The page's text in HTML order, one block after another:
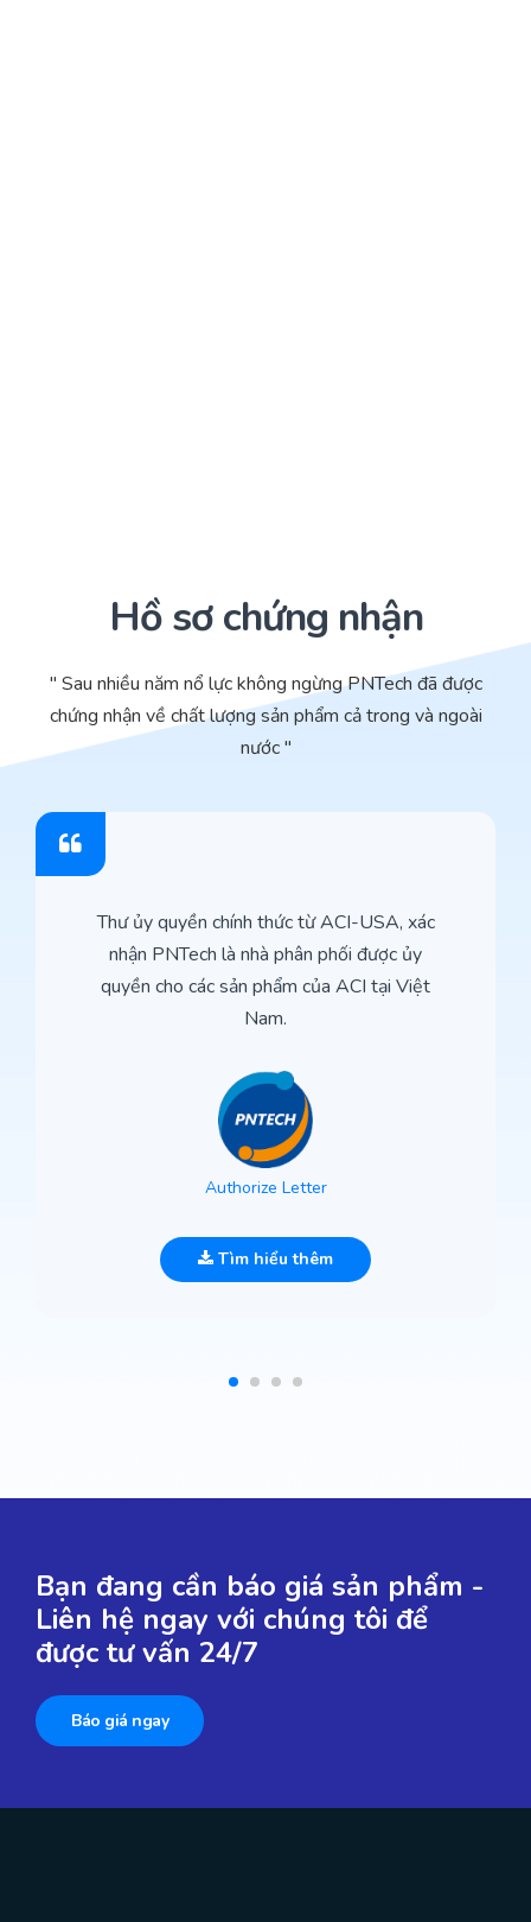
Hồ sơ chứng nhận
" Sau nhiều năm nổ lực không ngừng PNTech đã được
chứng nhận về chất lượng sản phẩm cả trong và ngoài
nước "
Thư ủy quyền chính thức từ ACI-USA, xác
nhận PNTech là nhà phân phối được ủy
quyền cho các sản phẩm của ACI tại Việt
Nam.
Authorize Letter
Tìm hiểu thêm
Bạn đang cần báo giá sản phẩm -
Liên hệ ngay với chúng tôi để
được tư vấn 24/7
Báo giá ngay